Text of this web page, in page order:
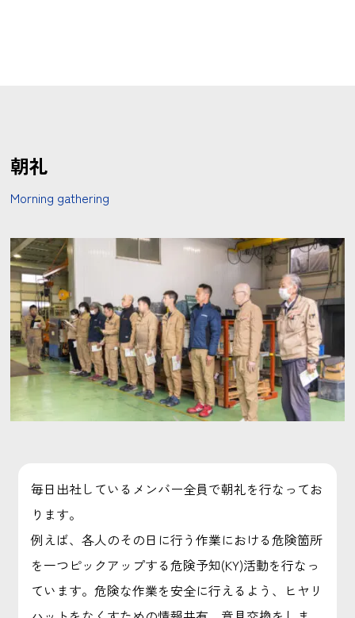
朝礼
Morning gathering
毎日出社しているメンバー全員で朝礼を行なってお
ります。
例えば、各人のその日に行う作業における危険箇所
を一つピックアップする危険予知(KY)活動を行なっ
ています。危険な作業を安全に行えるよう、ヒヤリ